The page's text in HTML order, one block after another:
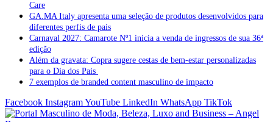
Care
GA.MA Italy apresenta uma seleção de produtos desenvolvidos para
diferentes perfis de pais
Carnaval 2027: Camarote Nº1 inicia a venda de ingressos de sua 36ª
edição
Além da gravata: Copra sugere cestas de bem-estar personalizadas
para o Dia dos Pais
7 exemplos de branded content masculino de impacto
Facebook InstagramYouTube LinkedIn WhatsApp TikTok